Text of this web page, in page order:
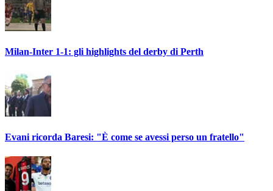
Milan-Inter 1-1: gli highlights del derby di Perth
Evani ricorda Baresi: "È come se avessi perso un fratello"